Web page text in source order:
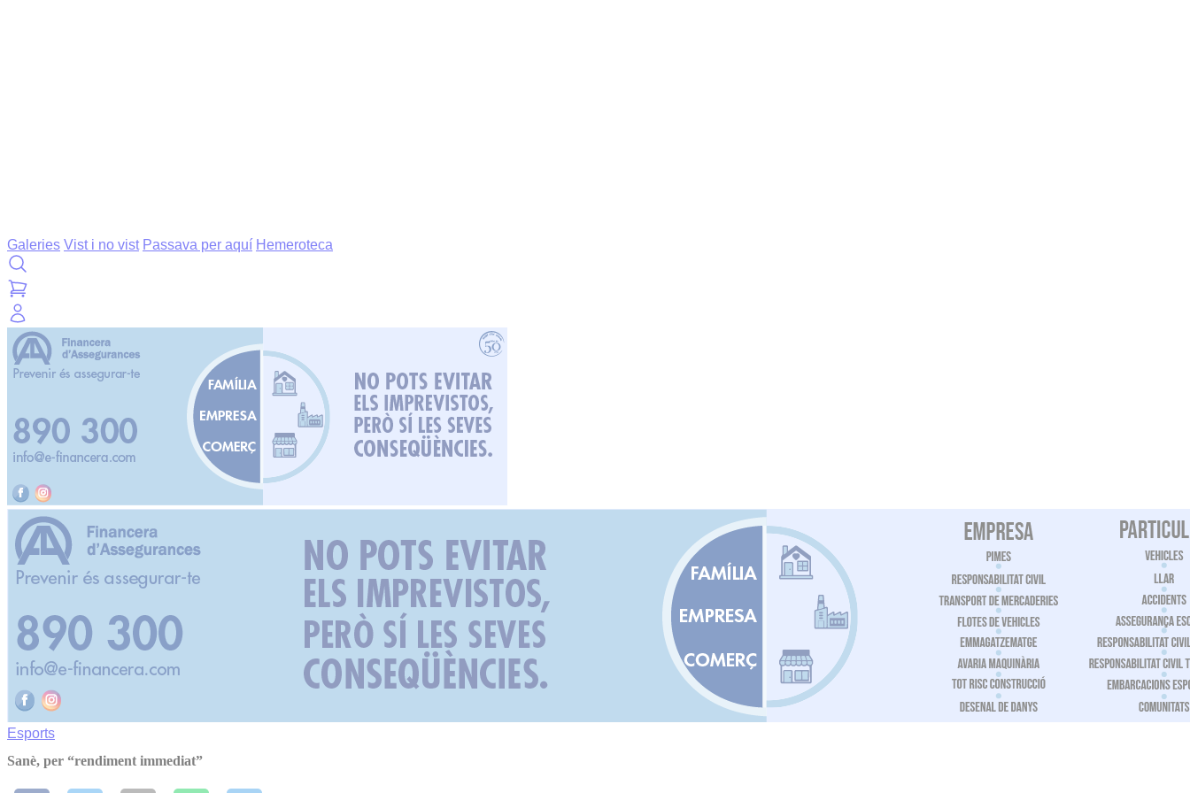
Galeries Vist i no vist Passava per aquí Hemeroteca
Esports
Sanè, per “rendiment immediat”